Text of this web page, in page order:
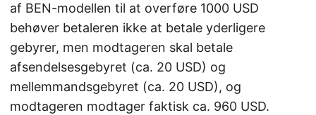
af BEN-modellen til at overføre 1000 USD
behøver betaleren ikke at betale yderligere
gebyrer, men modtageren skal betale
afsendelsesgebyret (ca. 20 USD) og
mellemmandsgebyret (ca. 20 USD), og
modtageren modtager faktisk ca. 960 USD.